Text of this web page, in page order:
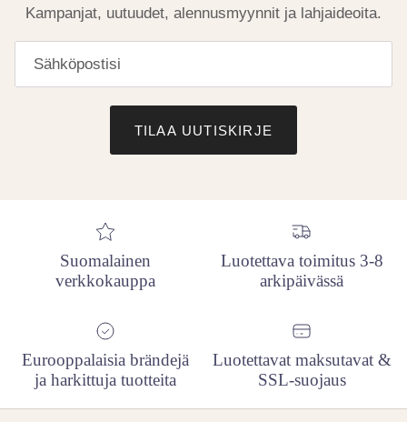
Kampanjat, uutuudet, alennusmyynnit ja lahjaideoita.
TILAA UUTISKIRJE
Suomalainen
verkkokauppa
Luotettava toimitus 3-8
arkipäivässä
Eurooppalaisia brändejä
ja harkittuja tuotteita
Luotettavat maksutavat &
SSL-suojaus